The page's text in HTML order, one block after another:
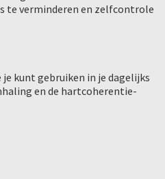
te verminderen en zelfcontrole
kunt gebruiken in je dagelijks
en de hartcoherentie-